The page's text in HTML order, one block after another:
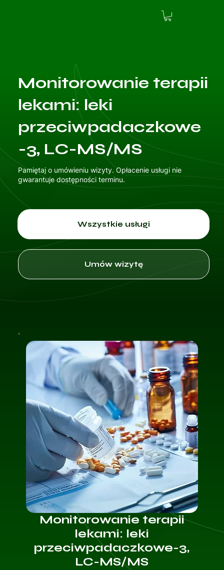
Monitorowanie terapii
lekami: leki
przeciwpadaczkowe
-3, LC-MS/MS
Pamiętaj o umówieniu wizyty. Opłacenie usługi nie
gwarantuje dostępności terminu.
Wszystkie usługi
Umów wizytę
Monitorowanie terapii
lekami: leki
przeciwpadaczkowe-3,
LC-MS/MS